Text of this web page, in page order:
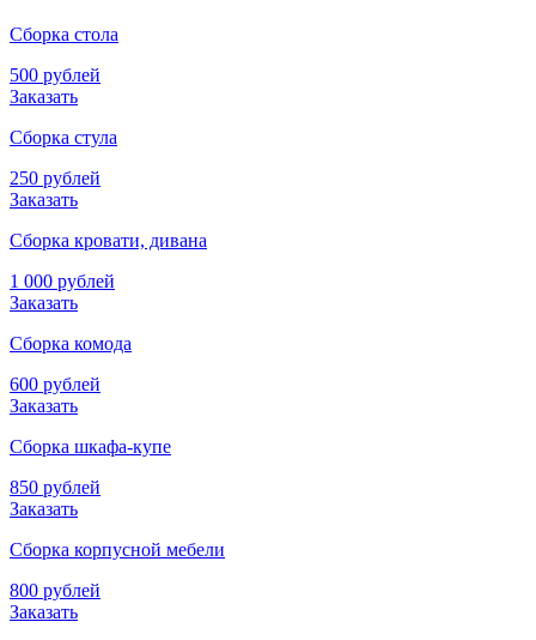
Сборка стола
500 рублей
Заказать
Сборка стула
250 рублей
Заказать
Сборка кровати, дивана
1 000 рублей
Заказать
Сборка комода
600 рублей
Заказать
Сборка шкафа-купе
850 рублей
Заказать
Сборка корпусной мебели
800 рублей
Заказать